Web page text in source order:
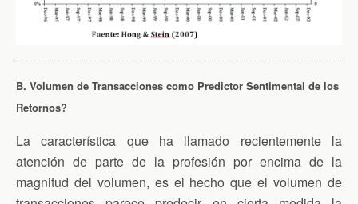
B. Volumen de Transacciones como Predictor Sentimental de los
Retornos?
La característica que ha llamado recientemente la
atención de parte de la profesión por encima de la
magnitud del volumen, es el hecho que el volumen de